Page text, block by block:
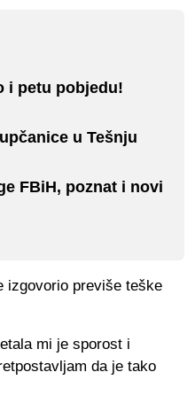
i petu pobjedu!
u Tešnju
FBiH, poznat i novi
izgovorio previše teške
mi je sporost i
da je tako